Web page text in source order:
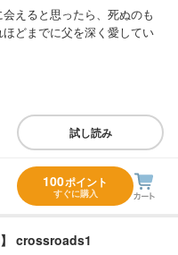
会えると思ったら、死ぬのも
どまでに父を深く愛してい
試し読み
100ポイント
すぐに購入
crossroads1